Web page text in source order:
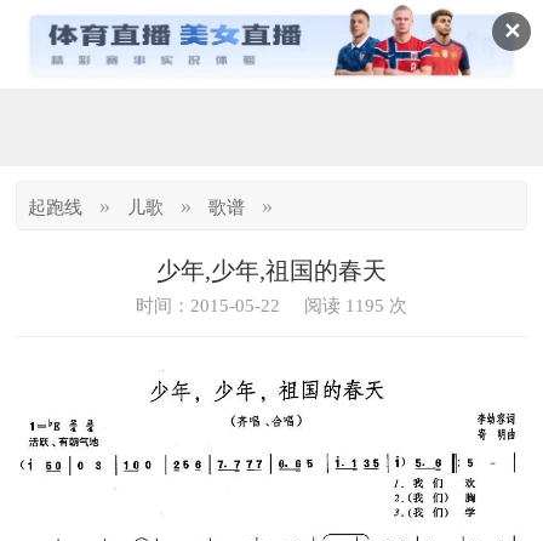
✕
起跑线 » 儿歌 » 歌谱 »
少年,少年,祖国的春天
时间：2015-05-22 阅读 1195 次